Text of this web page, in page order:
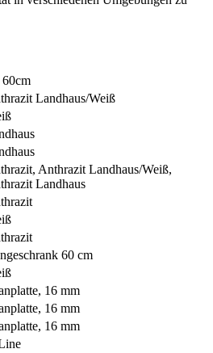
60cm
Landhaus/Weiß
Anthrazit Landhaus/Weiß,
Landhaus
60 cm
16 mm
16 mm
16 mm